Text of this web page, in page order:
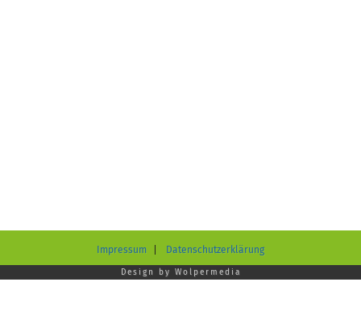
Impressum Datenschutzerklärung
Design by Wolpermedia